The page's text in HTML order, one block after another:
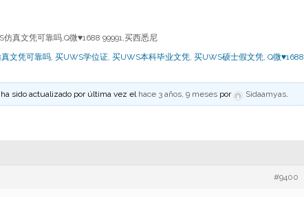
真文凭可靠吗,Q微♥1688 99991,买西悉尼
文凭可靠吗, 买UWS学位证, 买UWS本科毕业文凭, 买UWS硕士假文凭, Q微♥1688
sido actualizado por última vez el hace 3 años, 9 meses por Sidaamyas.
#9400